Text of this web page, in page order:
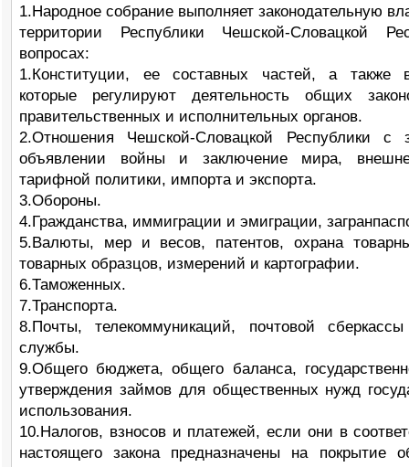
1.Народное собрание выполняет законодательную
территории Республики Чешской-Словацкой
вопросах:
1.Конституции, ее составных частей, а также
которые регулируют деятельность общих
правительственных и исполнительных органов.
2.Отношения Чешской-Словацкой Республики с
объявлении войны и заключение мира,
тарифной политики, импорта и экспорта.
3.Обороны.
4.Гражданства, иммиграции и эмиграции,
5.Валюты, мер и весов, патентов, охрана
товарных образцов, измерений и картографии.
6.Таможенных.
7.Транспорта.
8.Почты, телекоммуникаций, почтовой
службы.
9.Общего бюджета, общего баланса,
утверждения займов для общественных нужд
использования.
10.Налогов, взносов и платежей, если они в
настоящего закона предназначены на покрытие